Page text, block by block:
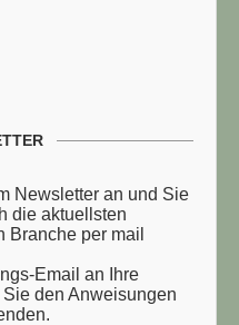
Newsletter an und Sie
die aktuellsten
Branche per mail
Email an Ihre
den Anweisungen